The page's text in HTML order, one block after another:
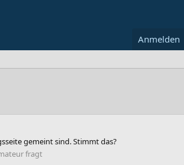
Anmelden
gemeint sind. Stimmt das?
fragt